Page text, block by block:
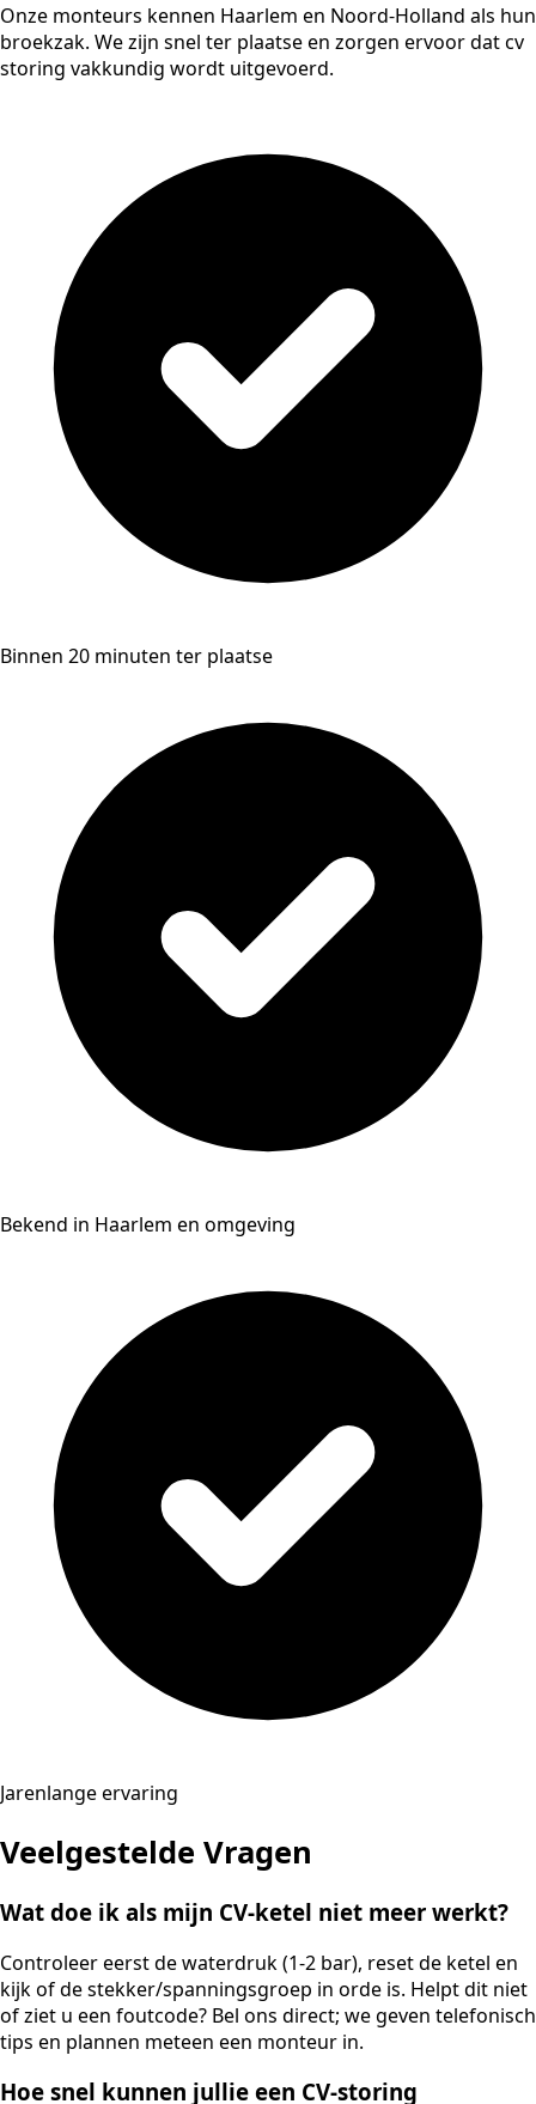
Onze monteurs kennen Haarlem en Noord-Holland als hun
broekzak. We zijn snel ter plaatse en zorgen ervoor dat cv
storing vakkundig wordt uitgevoerd.
Binnen 20 minuten ter plaatse
Bekend in Haarlem en omgeving
Jarenlange ervaring
Veelgestelde Vragen
Wat doe ik als mijn CV-ketel niet meer werkt?
Controleer eerst de waterdruk (1-2 bar), reset de ketel en
kijk of de stekker/spanningsgroep in orde is. Helpt dit niet
of ziet u een foutcode? Bel ons direct; we geven telefonisch
tips en plannen meteen een monteur in.
Hoe snel kunnen jullie een CV-storing